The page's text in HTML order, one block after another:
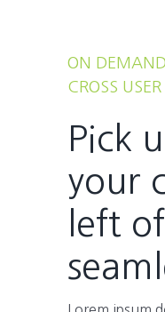
ON
CROSS USER
Pick
your
left
Lorem ipsum